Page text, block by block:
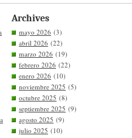
Archives
mayo 2026 (3)
abril 2026 (22)
marzo 2026 (19)
febrero 2026 (22)
enero 2026 (10)
noviembre 2025 (5)
octubre 2025 (8)
septiembre 2025 (9)
agosto 2025 (9)
julio 2025 (10)